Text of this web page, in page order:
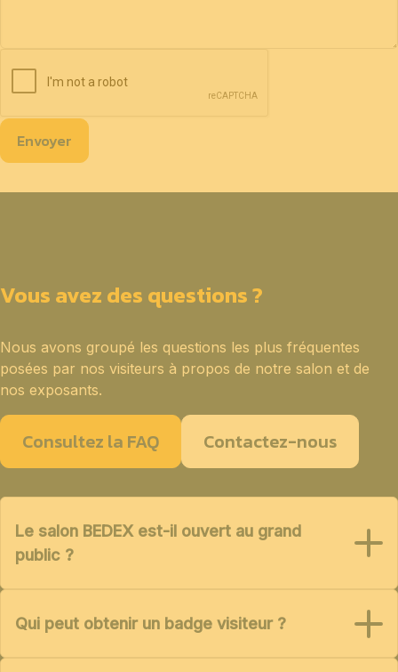
Envoyer
Vous avez des questions ?
Nous avons groupé les questions les plus fréquentes
posées par nos visiteurs à propos de notre salon et de
nos exposants.
Consultez la FAQ Contactez-nous
Le salon BEDEX est-il ouvert au grand
public ?
Qui peut obtenir un badge visiteur ?